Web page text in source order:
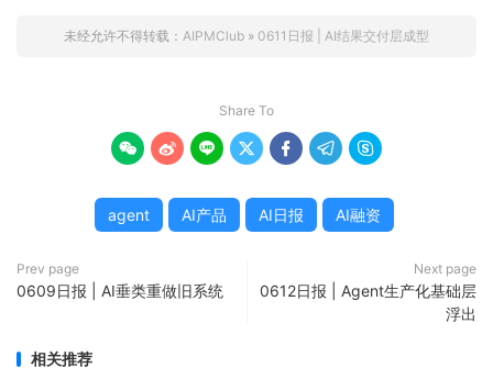
未经允许不得转载： AIPMClub » 0611日报 | AI结果交付层成型
Share To
      
agent AI产品 AI日报 AI融资
Prev page
0609日报 | AI垂类重做旧系统
Next page
0612日报 | Agent生产化基础层
浮出
相关推荐